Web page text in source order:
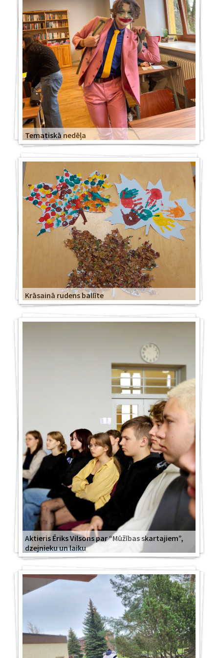
Tematiskā nedēļa
Krāsainā rudens ballīte
Aktieris Ēriks Vilsons par “Mūžības skartajiem”,
dzejnieku un laiku